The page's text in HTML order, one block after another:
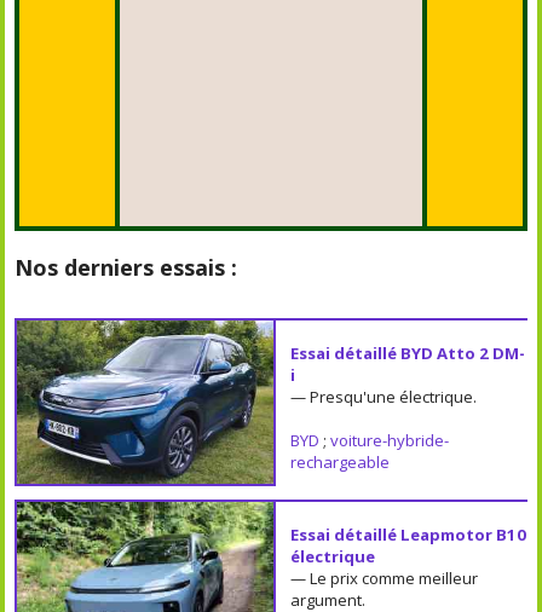
Nos derniers essais :
Essai détaillé BYD Atto 2 DM-
i
— Presqu'une électrique.
BYD ; voiture-hybride-
rechargeable
Essai détaillé Leapmotor B10
électrique
— Le prix comme meilleur
argument.